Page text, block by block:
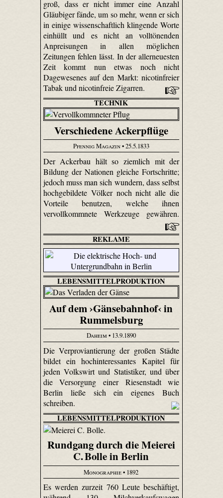
groß, dass er nicht immer eine Anzahl
Gläubiger fände, um so mehr, wenn er sich
in einige wissenschaftlich klingende Worte
einhüllt und es nicht an volltönenden
Anpreisungen in allen möglichen
Zeitungen fehlen lässt. In der allerneuesten
Zeit kommt nun etwas noch nicht
Dagewesenes auf den Markt: nicotinfreier
Tabak und nicotinfreie Zigarren.
TECHNIK
Verschiedene Ackerpflüge
Pfennig Magazin• 25.5.1833
Der Ackerbau hält so ziemlich mit der
Bildung der Nationen gleiche Fortschritte;
jedoch muss man sich wundern, dass selbst
hochgebildete Völker noch nicht alle die
Vorteile benutzen, welche ihnen
vervollkommnete Werkzeuge gewähren.
REKLAME
LEBENSMITTELPRODUKTION
Auf dem ›Gänsebahnhof‹ in
Rummelsburg
Daheim • 13.9.1890
Die Verproviantierung der großen Städte
bildet ein hochinteressantes Kapitel für
jeden Volkswirt und Statistiker, und über
die Versorgung einer Riesenstadt wie
Berlin ließe sich ein eigenes Buch
schreiben.
LEBENSMITTELPRODUKTION
Rundgang durch die Meierei
C. Bolle in Berlin
Monographie• 1892
Es werden zurzeit 760 Leute beschäftigt,